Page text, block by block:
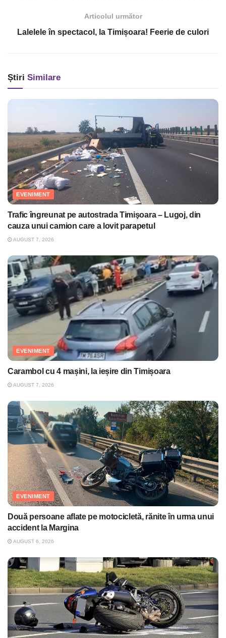
Articolul următor
Lalelele în spectacol, la Timișoara! Feerie de culori
Știri Similare
EVENIMENT
Trafic îngreunat pe autostrada Timişoara – Lugoj, din
cauza unui camion care a lovit parapetul
AUGUST 7, 2026
EVENIMENT
Carambol cu 4 mașini, la ieșire din Timișoara
AUGUST 7, 2026
EVENIMENT
Două persoane aflate pe motocicletă, rănite în urma unui
accident la Margina
AUGUST 6, 2026